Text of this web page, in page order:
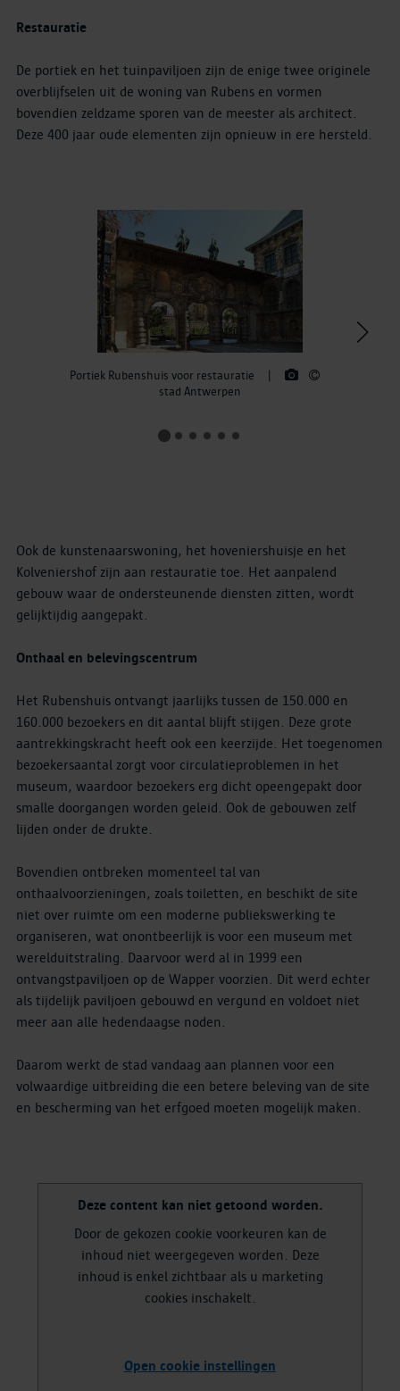
Restauratie
De portiek en het tuinpaviljoen zijn de enige twee originele
overblijfselen uit de woning van Rubens en vormen
bovendien zeldzame sporen van de meester als architect.
Deze 400 jaar oude elementen zijn opnieuw in ere hersteld.
Portiek Rubenshuis voor restauratie
stad Antwerpen
>
Ook de kunstenaarswoning, het hoveniershuisje en het
Kolveniershof zijn aan restauratie toe. Het aanpalend
gebouw waar de ondersteunende diensten zitten, wordt
gelijktijdig aangepakt.
Onthaal en belevingscentrum
Het Rubenshuis ontvangt jaarlijks tussen de 150.000 en
160.000 bezoekers en dit aantal blijft stijgen. Deze grote
aantrekkingskracht heeft ook een keerzijde. Het toegenomen
bezoekersaantal zorgt voor circulatieproblemen in het
museum, waardoor bezoekers erg dicht opeengepakt door
smalle doorgangen worden geleid. Ook de gebouwen zelf
lijden onder de drukte.
Bovendien ontbreken momenteel tal van
onthaalvoorzieningen, zoals toiletten, en beschikt de site
niet over ruimte om een moderne publiekswerking te
organiseren, wat onontbeerlijk is voor een museum met
werelduitstraling. Daarvoor werd al in 1999 een
ontvangstpaviljoen op de Wapper voorzien. Dit werd echter
als tijdelijk paviljoen gebouwd en vergund en voldoet niet
meer aan alle hedendaagse noden.
Daarom werkt de stad vandaag aan plannen voor een
volwaardige uitbreiding die een betere beleving van de site
en bescherming van het erfgoed moeten mogelijk maken.
Deze content kan niet getoond worden.
Door de gekozen cookie voorkeuren kan de
inhoud niet weergegeven worden. Deze
inhoud is enkel zichtbaar als u marketing
cookies inschakelt.
Open cookie instellingen